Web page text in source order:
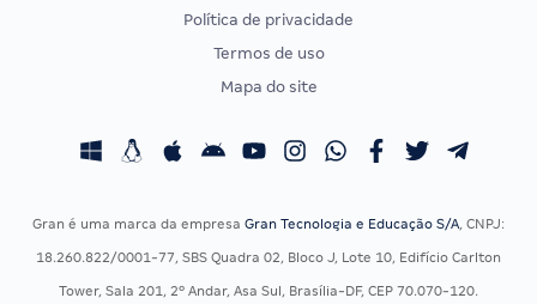
CONCURSOS POR PROFISSÃO
Concursos Fiscais
EXAME DE ORDEM
Calendário OAB
Política de privacidade
Termos de uso
Mapa do site
Gran é uma marca da empresa Gran Tecnologia e Educação S/A, CNPJ:
18.260.822/0001-77, SBS Quadra 02, Bloco J, Lote 10, Edifício Carlton
Tower, Sala 201, 2º Andar, Asa Sul, Brasília-DF, CEP 70.070-120.